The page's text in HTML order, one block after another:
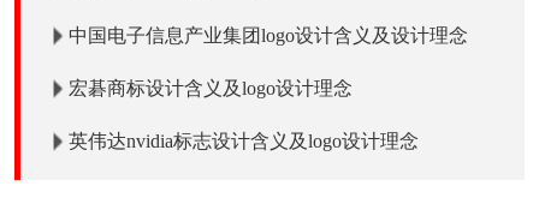
中国电子信息产业集团logo设计含义及设计理念
宏碁商标设计含义及logo设计理念
英伟达nvidia标志设计含义及logo设计理念